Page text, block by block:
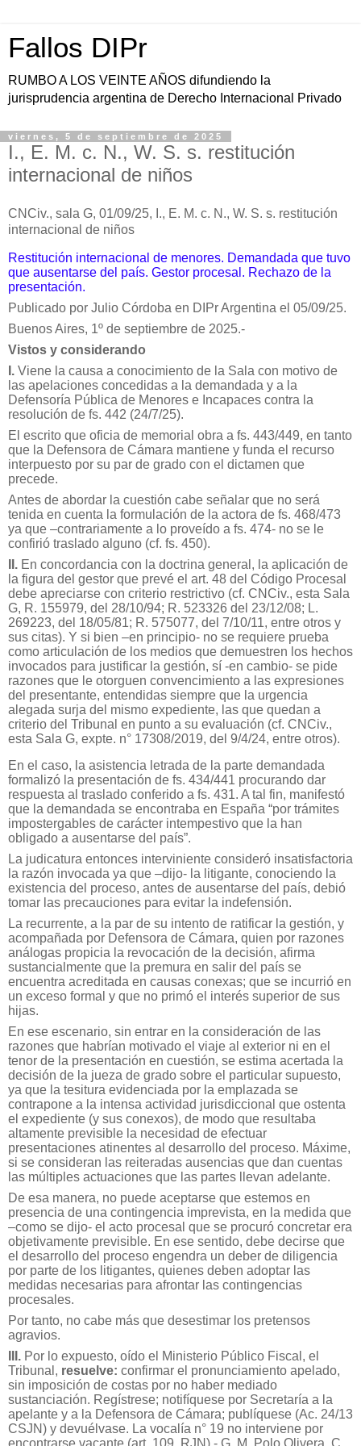
Fallos DIPr
RUMBO A LOS VEINTE AÑOS difundiendo la
jurisprudencia argentina de Derecho Internacional Privado
viernes, 5 de septiembre de 2025
I., E. M. c. N., W. S. s. restitución
internacional de niños
CNCiv., sala G, 01/09/25, I., E. M. c. N., W. S. s. restitución
internacional de niños
Restitución internacional de menores. Demandada que tuvo
que ausentarse del país. Gestor procesal. Rechazo de la
presentación.
Publicado por Julio Córdoba en DIPr Argentina el 05/09/25.
Buenos Aires, 1º de septiembre de 2025.-
Vistos y considerando
I. Viene la causa a conocimiento de la Sala con motivo de
las apelaciones concedidas a la demandada y a la
Defensoría Pública de Menores e Incapaces contra la
resolución de fs. 442 (24/7/25).
El escrito que oficia de memorial obra a fs. 443/449, en tanto
que la Defensora de Cámara mantiene y funda el recurso
interpuesto por su par de grado con el dictamen que
precede.
Antes de abordar la cuestión cabe señalar que no será
tenida en cuenta la formulación de la actora de fs. 468/473
ya que –contrariamente a lo proveído a fs. 474- no se le
confirió traslado alguno (cf. fs. 450).
II. En concordancia con la doctrina general, la aplicación de
la figura del gestor que prevé el art. 48 del Código Procesal
debe apreciarse con criterio restrictivo (cf. CNCiv., esta Sala
G, R. 155979, del 28/10/94; R. 523326 del 23/12/08; L.
269223, del 18/05/81; R. 575077, del 7/10/11, entre otros y
sus citas). Y si bien –en principio- no se requiere prueba
como articulación de los medios que demuestren los hechos
invocados para justificar la gestión, sí -en cambio- se pide
razones que le otorguen convencimiento a las expresiones
del presentante, entendidas siempre que la urgencia
alegada surja del mismo expediente, las que quedan a
criterio del Tribunal en punto a su evaluación (cf. CNCiv.,
esta Sala G, expte. n° 17308/2019, del 9/4/24, entre otros).
En el caso, la asistencia letrada de la parte demandada
formalizó la presentación de fs. 434/441 procurando dar
respuesta al traslado conferido a fs. 431. A tal fin, manifestó
que la demandada se encontraba en España “por trámites
impostergables de carácter intempestivo que la han
obligado a ausentarse del país”.
La judicatura entonces interviniente consideró insatisfactoria
la razón invocada ya que –dijo- la litigante, conociendo la
existencia del proceso, antes de ausentarse del país, debió
tomar las precauciones para evitar la indefensión.
La recurrente, a la par de su intento de ratificar la gestión, y
acompañada por Defensora de Cámara, quien por razones
análogas propicia la revocación de la decisión, afirma
sustancialmente que la premura en salir del país se
encuentra acreditada en causas conexas; que se incurrió en
un exceso formal y que no primó el interés superior de sus
hijas.
En ese escenario, sin entrar en la consideración de las
razones que habrían motivado el viaje al exterior ni en el
tenor de la presentación en cuestión, se estima acertada la
decisión de la jueza de grado sobre el particular supuesto,
ya que la tesitura evidenciada por la emplazada se
contrapone a la intensa actividad jurisdiccional que ostenta
el expediente (y sus conexos), de modo que resultaba
altamente previsible la necesidad de efectuar
presentaciones atinentes al desarrollo del proceso. Máxime,
si se consideran las reiteradas ausencias que dan cuentas
las múltiples actuaciones que las partes llevan adelante.
De esa manera, no puede aceptarse que estemos en
presencia de una contingencia imprevista, en la medida que
–como se dijo- el acto procesal que se procuró concretar era
objetivamente previsible. En ese sentido, debe decirse que
el desarrollo del proceso engendra un deber de diligencia
por parte de los litigantes, quienes deben adoptar las
medidas necesarias para afrontar las contingencias
procesales.
Por tanto, no cabe más que desestimar los pretensos
agravios.
III. Por lo expuesto, oído el Ministerio Público Fiscal, el
Tribunal, resuelve: confirmar el pronunciamiento apelado,
sin imposición de costas por no haber mediado
sustanciación. Regístrese; notifíquese por Secretaría a la
apelante y a la Defensora de Cámara; publíquese (Ac. 24/13
CSJN) y devuélvase. La vocalía n° 19 no interviene por